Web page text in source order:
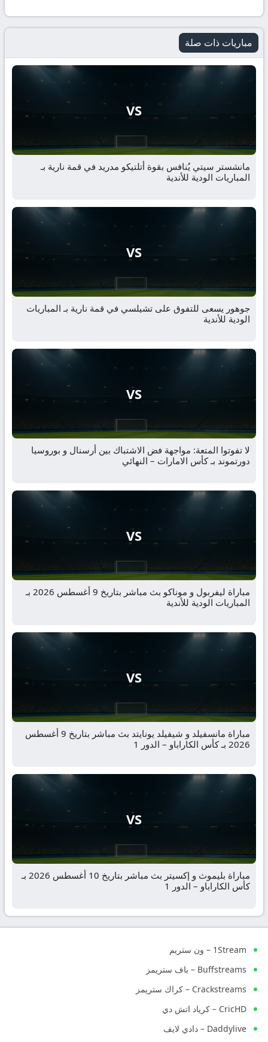
مباريات ذات صلة
VS
مانشستر سيتي يُنافس بقوة أتلتيكو مدريد في قمة نارية بـ
المباريات الودية للأندية
VS
جوهور يسعى للتفوق على تشيلسي في قمة نارية بـ المباريات
الودية للأندية
VS
لا تفوتوا المتعة: مواجهة فض الاشتباك بين أرسنال و بوروسيا
دورتموند بـ كأس الامارات – النهائي
VS
مباراة ليفربول و موناكو بث مباشر بتاريخ 9 أغسطس 2026 بـ
المباريات الودية للأندية
VS
مباراة مانسفيلد و شيفيلد يونايتد بث مباشر بتاريخ 9 أغسطس
2026 بـ كأس الكاراباو – الدور 1
VS
مباراة بليموث و إكسيتر بث مباشر بتاريخ 10 أغسطس 2026 بـ
كأس الكاراباو – الدور 1
1Stream – ون ستريم
Buffstreams – باف ستريمز
Crackstreams – كراك ستريمز
CricHD – كرياد اتش دي
Daddylive – دادي لايف